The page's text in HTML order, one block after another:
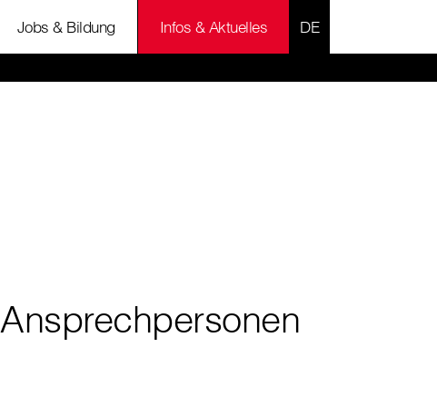
Jobs & Bildung Infos & Aktuelles SPRACHE
Ansprechpersonen